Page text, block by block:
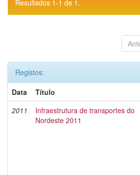
Resultados 1-1 de 1.
Registos:
Data
Título
2011
Infraestrutura de transportes do
Nordeste 2011